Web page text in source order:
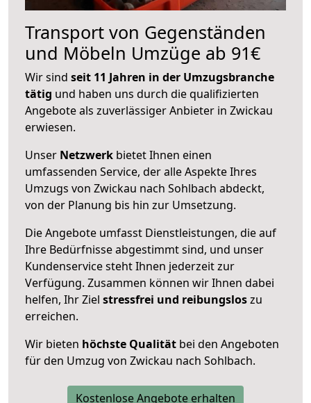
Transport von Gegenständen
und Möbeln Umzüge ab 91€
Wir sind seit 11 Jahren in der Umzugsbranche
tätig und haben uns durch die qualifizierten
Angebote als zuverlässiger Anbieter in Zwickau
erwiesen.
Unser Netzwerk bietet Ihnen einen
umfassenden Service, der alle Aspekte Ihres
Umzugs von Zwickau nach Sohlbach abdeckt,
von der Planung bis hin zur Umsetzung.
Die Angebote umfasst Dienstleistungen, die auf
Ihre Bedürfnisse abgestimmt sind, und unser
Kundenservice steht Ihnen jederzeit zur
Verfügung. Zusammen können wir Ihnen dabei
helfen, Ihr Ziel stressfrei und reibungsloszu
erreichen.
Wir bieten höchste Qualität bei den Angeboten
für den Umzug von Zwickau nach Sohlbach.
Kostenlose Angebote erhalten